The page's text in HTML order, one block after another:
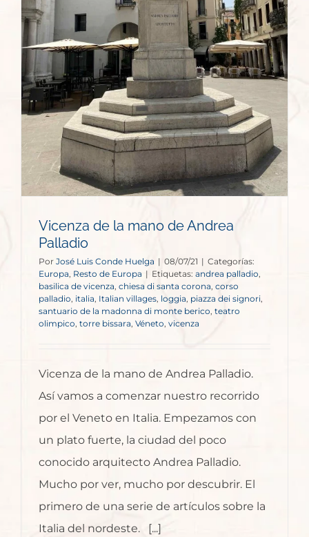
Vicenza de la mano de Andrea
Palladio
Por José Luis Conde Huelga | 08/07/21 | Categorías:
Europa Resto de Europa | Etiquetas: andrea palladio,
basilica de vicenza chiesa di santa corona corso
palladio italia Italian villages loggia piazza dei signori
santuario de la madonna di monte berico teatro
olimpico torre bissara Véneto vicenza
Vicenza de la mano de Andrea Palladio.
Así vamos a comenzar nuestro recorrido
por el Veneto en Italia. Empezamos con
un plato fuerte, la ciudad del poco
conocido arquitecto Andrea Palladio.
Mucho por ver, mucho por descubrir. El
primero de una serie de artículos sobre la
Italia del nordeste. [...]